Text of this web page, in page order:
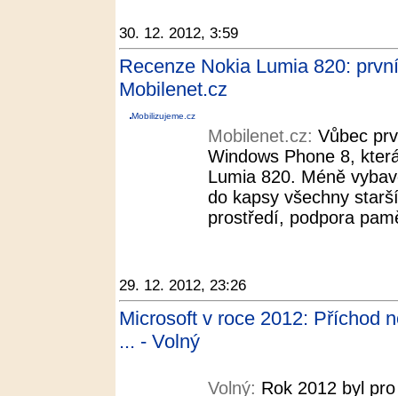
30. 12. 2012, 3:59
Recenze Nokia Lumia 820:
Mobilenet.cz
Mobilizujeme.cz
Mobilenet.cz: Vůbec
Windows Phone 8,
Lumia 820. Méně
do kapsy všechny
prostředí, podpora
29. 12. 2012, 23:26
Microsoft v roce 2012: Příchod
... - Volný
Volný: Rok 2012 byl